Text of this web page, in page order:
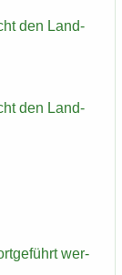
den Land­
den Land­
wer­